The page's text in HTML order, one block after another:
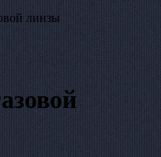
линзы